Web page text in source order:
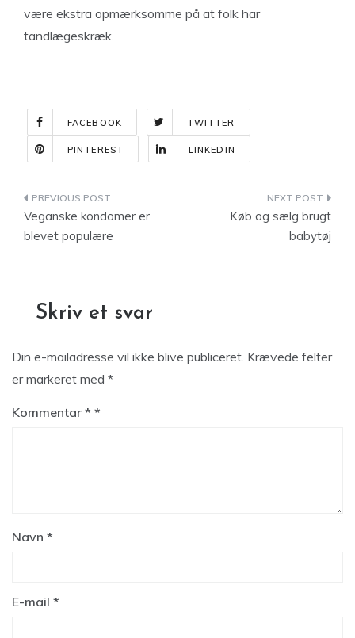
være ekstra opmærksomme på at folk har
tandlægeskræk.
FACEBOOK TWITTER
PINTEREST LINKEDIN
Indlægsnavigation
Veganske kondomer er
blevet populære
Køb og sælg brugt
babytøj
Skriv et svar
Din e-mailadresse vil ikke blive publiceret. Krævede felter
er markeret med *
Kommentar *
Navn *
E-mail *